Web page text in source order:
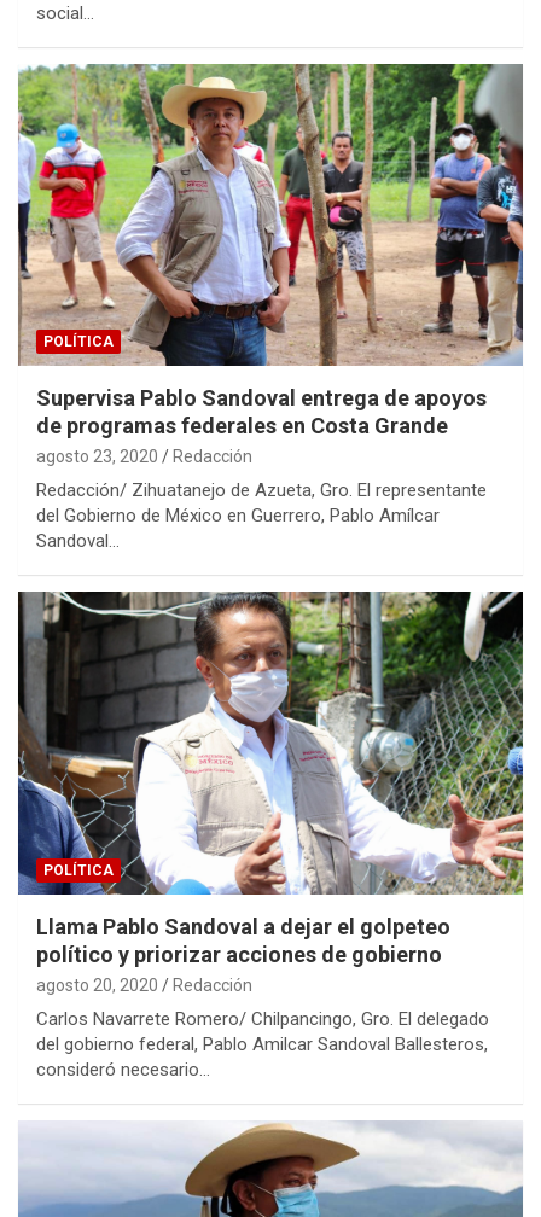
social…
POLÍTICA
Supervisa Pablo Sandoval entrega de apoyos
de programas federales en Costa Grande
agosto 23, 2020 Redacción
Redacción/ Zihuatanejo de Azueta, Gro. El representante
del Gobierno de México en Guerrero, Pablo Amílcar
Sandoval…
POLÍTICA
Llama Pablo Sandoval a dejar el golpeteo
político y priorizar acciones de gobierno
agosto 20, 2020 Redacción
Carlos Navarrete Romero/ Chilpancingo, Gro. El delegado
del gobierno federal, Pablo Amilcar Sandoval Ballesteros,
consideró necesario…